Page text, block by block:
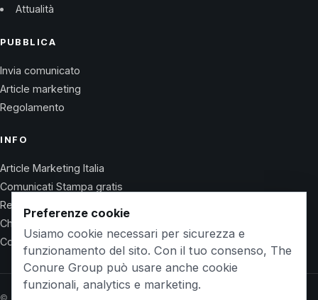
Attualità
PUBBLICA
Invia comunicato
Article marketing
Regolamento
INFO
Article Marketing Italia
Comunicati Stampa gratis
Regolamento
Chi Siamo
Contatti
© 2026 Wet Life News · The Conure Group
Preferenze cookie
Usiamo cookie necessari per sicurezza e
funzionamento del sito. Con il tuo consenso, The
Conure Group può usare anche cookie
funzionali, analytics e marketing.